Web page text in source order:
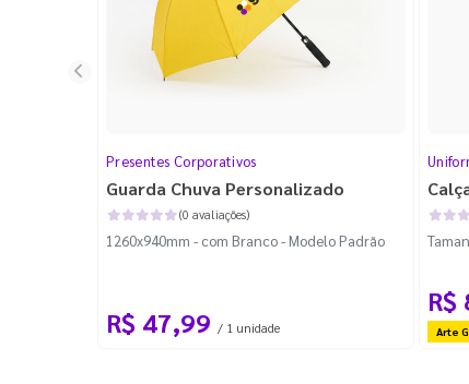
Presentes Corporativos
Guarda Chuva Personalizado
(0 avaliações)
1260x940mm - com Branco - Modelo Padrão
R$ 47,99 / 1 unidade
R$
Arte